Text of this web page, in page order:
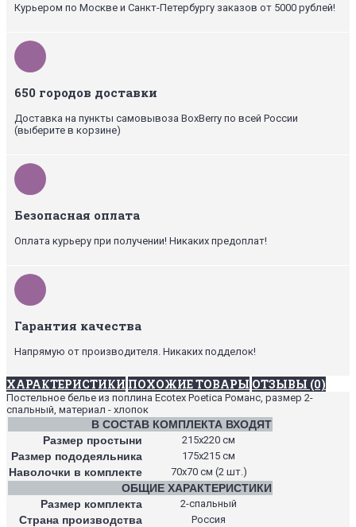
Курьером по Москве и Санкт-Петербургу заказов от 5000 рублей!
650 городов доставки
Доставка на пункты самовывоза BoxBerry по всей России
(выберите в корзине)
Безопасная оплата
Оплата курьеру при получении! Никаких предоплат!
Гарантия качества
Напрямую от производителя. Никаких подделок!
ХАРАКТЕРИСТИКИ ПОХОЖИЕ ТОВАРЫ ОТЗЫВЫ (0)
Постельное белье из поплина Ecotex Poetica Романс, размер 2-
спальный, материал - хлопок
В СОСТАВ КОМПЛЕКТА ВХОДЯТ
Размер простыни
215х220 см
Размер пододеяльника 175х215 см
Наволочки в комплекте 70х70 см (2 шт.)
ОБЩИЕ ХАРАКТЕРИСТИКИ
Размер комплекта
2-спальный
Страна производства Россия